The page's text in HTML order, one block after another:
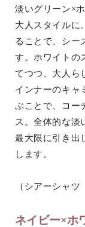
淡いグリーン×
大人スタイルに
ることで、シー
す。ホワイトの
てつつ、大人ら
インナーのキャ
ぶことで、コー
ス。全体的な淡
最大限に引き出
します。
（シアーシャ
ネイビー×ホ